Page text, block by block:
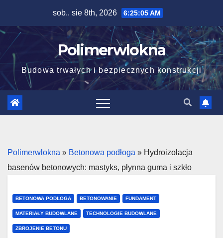
content
sob.. sie 8th, 2026 6:25:06 AM
Polimerwlokna
Budowa trwałych i bezpiecznych konstrukcji
Polimerwlokna » Betonowa podłoga » Hydroizolacja
basenów betonowych: mastyks, płynna guma i szkło
BETONOWA PODŁOGA BETONOWANIE FUNDAMENT
MATERIAŁY BUDOWLANE TECHNOLOGIE BUDOWLANE
ZBROJENIE BETONU